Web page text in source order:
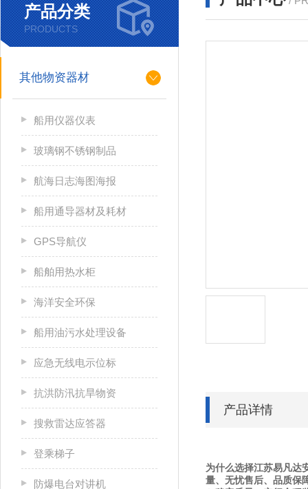
产品分类
PRODUCTS
其他物资器材
船用仪器仪表
玻璃钢不锈钢制品
航海日志海图海报
船用通导器材及耗材
GPS导航仪
船舶用热水柜
海洋安全环保
船用油污水处理设备
应急无线电示位标
抗洪防汛抗旱物资
搜救雷达应答器
登乘梯子
防爆电台对讲机
产品详情
为什么选择江苏易凡达
量、无忧售后、品质保